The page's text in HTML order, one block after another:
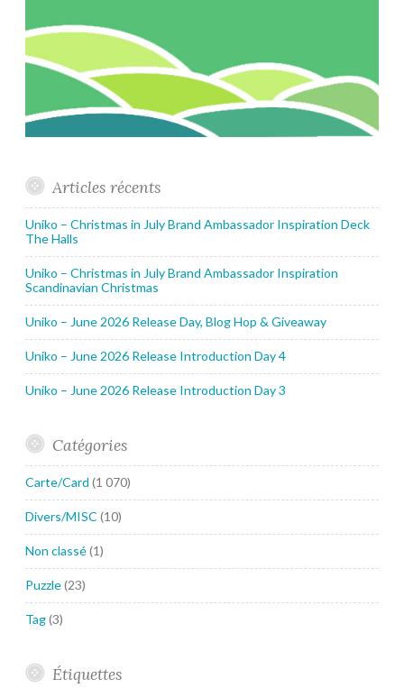
Articles récents
Uniko – Christmas in July Brand Ambassador Inspiration Deck
The Halls
Uniko – Christmas in July Brand Ambassador Inspiration
Scandinavian Christmas
Uniko – June 2026 Release Day, Blog Hop & Giveaway
Uniko – June 2026 Release Introduction Day 4
Uniko – June 2026 Release Introduction Day 3
Catégories
Carte/Card (1 070)
Divers/MISC (10)
Non classé(1)
Puzzle(23)
Tag(3)
Étiquettes